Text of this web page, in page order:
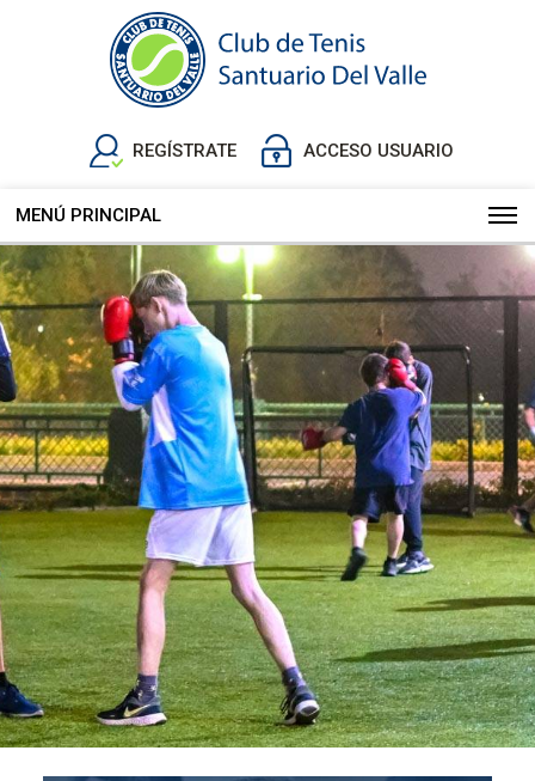
REGÍSTRATE ACCESO USUARIO
MENÚ PRINCIPAL